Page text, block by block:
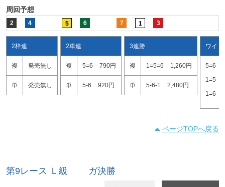
周回予想
2 4 5 6 7 1 3
2枠連
複 発売無し
単 発売無し
2車連
複 5=6 790円
単 5-6 920円
3連勝
複 1=5=6 1,260円
単 5-6-1 2,480円
ワイド
5=6
1=5
1=6
ページTOPへ戻る
第9レース Ｌ級 ガ決勝